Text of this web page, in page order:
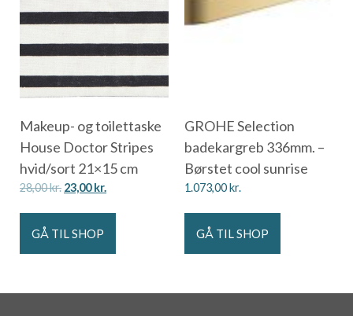
Makeup- og toilettaske
House Doctor Stripes
hvid/sort 21×15 cm
28,00kr. 23,00kr.
GÅ TIL SHOP
GROHE Selection
badekargreb 336mm. –
Børstet cool sunrise
1.073,00kr.
GÅ TIL SHOP